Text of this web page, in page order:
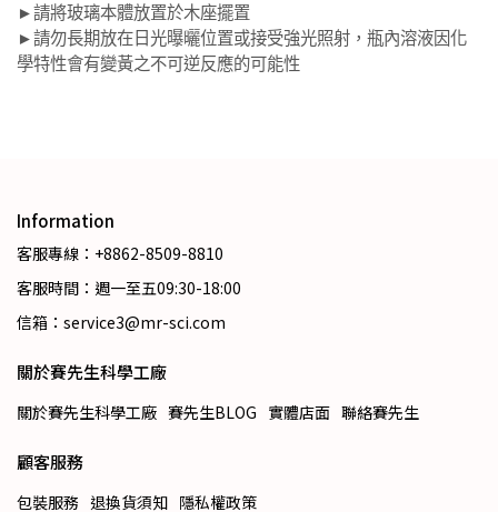
►請將玻璃本體放置於木座擺置
►請勿長期放在日光曝曬位置或接受強光照射，瓶內溶液因化
學特性會有變黃之不可逆反應的可能性
Information
客服專線：+8862-8509-8810
客服時間：週一至五09:30-18:00
信箱：service3@mr-sci.com
關於賽先生科學工廠
關於賽先生科學工廠 賽先生BLOG 實體店面 聯絡賽先生
顧客服務
包裝服務 退換貨須知 隱私權政策